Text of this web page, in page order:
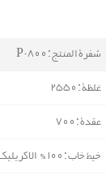
شفرة المنتج : P-800
غلظة : 2550
عقدة : 700
خيط خاب : 100% الاكريليك